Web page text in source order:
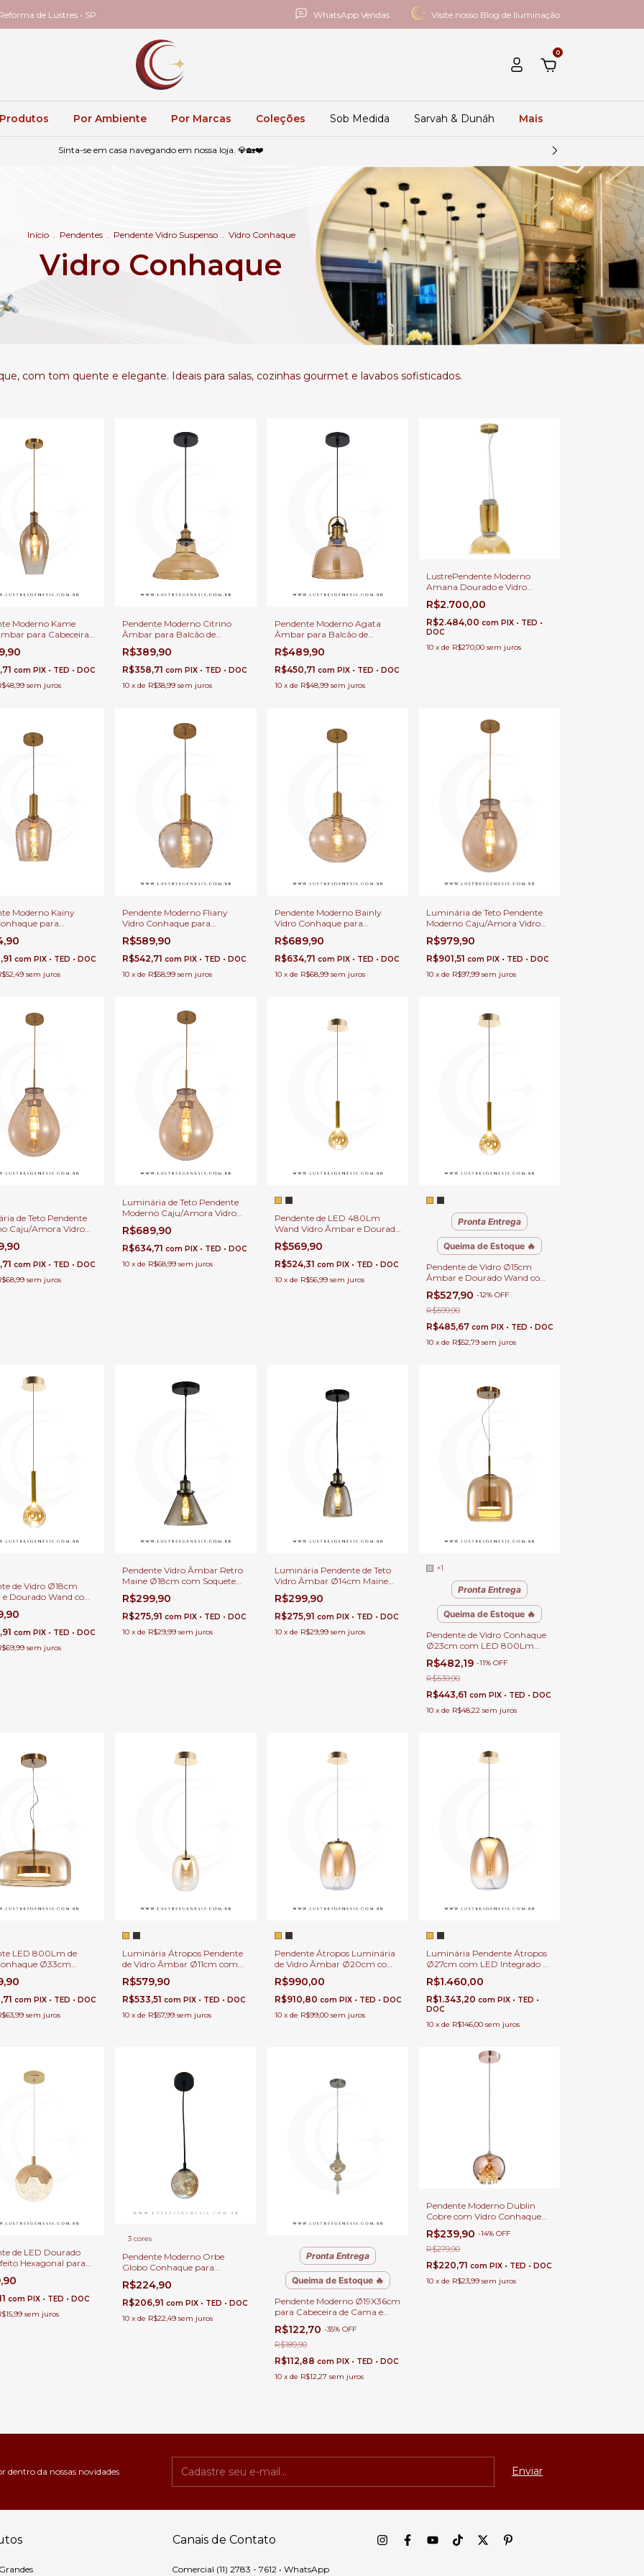
de Lustres • SP WhatsApp Vendas Visite nosso Blog de Iluminação
0
Por Ambiente Por Marcas Coleções Sob Medida Sarvah & Dunáh Mais
Sinta-se em casa navegando em nossa loja. 💎🏡❤️
Início . Pendentes . Pendente Vidro Suspenso . Vidro Conhaque
Vidro Conhaque
com tom quente e elegante. Ideais para salas, cozinhas gourmet e lavabos sofisticados.
Moderno Kame
para Cabeceira
Balcão de Cozinha,
Lavabo e Área
com PIX • TED • DOC
sem juros
Pendente Moderno Citrino
Âmbar para Balcão de
Cozinha, Quartos e Lavabo -
GMH o P-CITRINO-AMBAR
R$389,90
R$358,71com PIX • TED • DOC
10 xde R$38,99 sem juros
Pendente Moderno Agata
Âmbar para Balcão de
Cozinha, Quartos e Lavabo -
GMH o P-AGATA-AMBAR
R$489,90
R$450,71 com PIX • TED • DOC
10 x de R$48,99 sem juros
LustrePendente Moderno
Amana Dourado e Vidro
Âmbar Ø40cmxH53 para
Sala de Jantar e Área
Gourmet
R$2.700,00
R$2.484,00 com PIX • TED •
DOC
10 x de R$270,00 sem juros
Moderno Kainy
para
de Cama, Balcão de
Quartos, Lavabo e
com PIX • TED • DOC
sem juros
Pendente Moderno Fliany
Vidro Conhaque para
Cabeceira de Cama, Balcão de
Cozinha, Quartos, Lavabo e
Área Gourmet
R$589,90
R$542,71com PIX • TED • DOC
10 xde R$58,99 sem juros
Pendente Moderno Bainly
Vidro Conhaque para
Cabeceira de Cama, Balcão de
Cozinha, Quartos, Lavabo e
Área Gourmet
R$689,90
R$634,71 com PIX • TED • DOC
10 x de R$68,99 sem juros
Luminária de Teto Pendente
Moderno Caju/Amora Vidro
Ø30x40h Conhaque Para Pé
Direito Duplo e Sala de Jantar
R$979,90
R$901,51 com PIX • TED • DOC
10 x de R$97,99 sem juros
de Teto Pendente
Caju/Amora Vidro
Conhaque Para
de Cama e Lavabo
com PIX • TED • DOC
sem juros
Luminária de Teto Pendente
Moderno Caju/Amora Vidro
Ø23x30cm Conhaque Para
Pé Direito Duplo e Sala de
Jantar
R$689,90
R$634,71com PIX • TED • DOC
10 xde R$68,99 sem juros
Pendente de LED 480Lm
Wand Vidro Âmbar e Dourado
Ø12cm Para Bancadas, Mesa
de Cabeceira, Lavabos e Ilhas
R$569,90
R$524,31 com PIX • TED • DOC
10 x de R$56,99 sem juros
Pronta Entrega
Queima de Estoque 🔥
Pendente de Vidro Ø15cm
Âmbar e Dourado Wand com
LED 480Lm Para Bancadas,
Mesa de Cabeceira, Lavabos e
Ilhas
R$527,90 -12% OFF
R$599,90
R$485,67 com PIX • TED • DOC
10 x de R$52,79 sem juros
de Vidro Ø18cm
Dourado Wand com
Para Bancadas,
Cabeceira, Lavabos e
com PIX • TED • DOC
sem juros
Pendente Vidro Âmbar Retro
Maine Ø18cm com Soquete
E27 para Bancada de Área
Gourmet
R$299,90
R$275,91com PIX • TED • DOC
10 xde R$29,99 sem juros
Luminária Pendente de Teto
Vidro Âmbar Ø14cm Maine
Industrial Soquete E27 para
Balcão de Cozinha e Área
Gourmet
R$299,90
R$275,91 com PIX • TED • DOC
10 x de R$29,99 sem juros
+1
Pronta Entrega
Queima de Estoque 🔥
Pendente de Vidro Conhaque
Ø23cm com LED 800Lm
Amaranto Para Bancadas,
Mesa de Cabeceira, Lavabos e
Ilhas
R$482,19 -11% OFF
R$539,90
R$443,61 com PIX • TED • DOC
10 x de R$48,22 sem juros
LED 800Lm de
Ø33cm
Para Bancadas,
Cabeceira, Lavabos e
com PIX • TED • DOC
sem juros
Luminária Átropos Pendente
de Vidro Âmbar Ø11cm com
LED Integrado de 400Lm
Para Bancadas, Mesa de
Cabeceira, Lavabos e Ilhas
R$579,90
R$533,51com PIX • TED • DOC
10 xde R$57,99 sem juros
Pendente Átropos Luminária
de Vidro Âmbar Ø20cm com
LED Integrado de 640Lm
Para Bancadas, Mesa de
Cabeceira, Lavabos e Ilhas
R$990,00
R$910,80 com PIX • TED • DOC
10 x de R$99,00 sem juros
Luminária Pendente Átropos
Ø27cm com LED Integrado de
1200Lm Para Bancadas, Mesa
de Cabeceira, Lavabos e Ilhas
R$1.460,00
R$1.343,20 com PIX • TED •
DOC
10 x de R$146,00 sem juros
de LED Dourado
Hexagonal para
de Cama, Balcão de
e Quartos de Casal
com PIX • TED • DOC
sem juros
3 cores
Pendente Moderno Orbe
Globo Conhaque para
Lavabos, Cabeceira de Cama e
Balcão de Cozinha.
R$224,90
R$206,91com PIX • TED • DOC
10 xde R$22,49 sem juros
Pronta Entrega
Queima de Estoque 🔥
Pendente Moderno Ø19X36cm
para Cabeceira de Cama e
Lavabos
R$122,70 -35% OFF
R$189,90
R$112,88 com PIX • TED • DOC
10 x de R$12,27 sem juros
Pendente Moderno Dublin
Cobre com Vidro Conhaque
para Sala de Jantar, Balcão de
Cozinha e Ambientes
Gourmet
R$239,90 -14% OFF
R$279,90
R$220,71 com PIX • TED • DOC
10 x de R$23,99 sem juros
dentro da nossas novidades
Canais de Contato
Comercial (11) 2783 - 7612 • WhatsApp